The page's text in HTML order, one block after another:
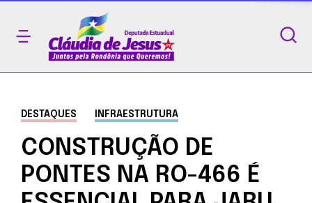
DESTAQUES INFRAESTRUTURA
CONSTRUÇÃO DE
PONTES NA RO-466 É